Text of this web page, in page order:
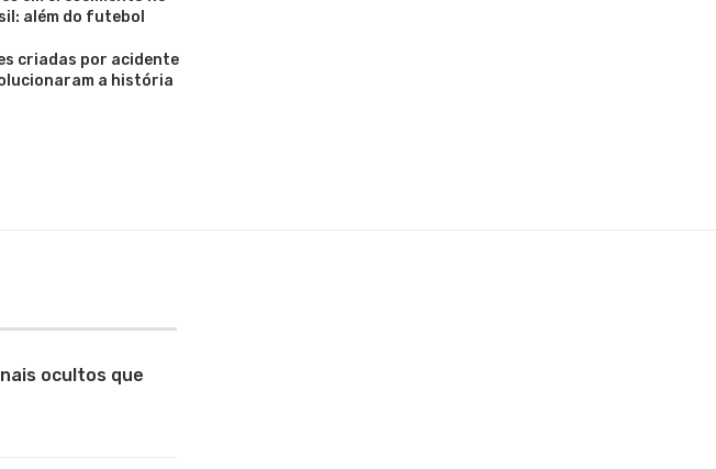
além do futebol
criadas por acidente
a história
ocultos que